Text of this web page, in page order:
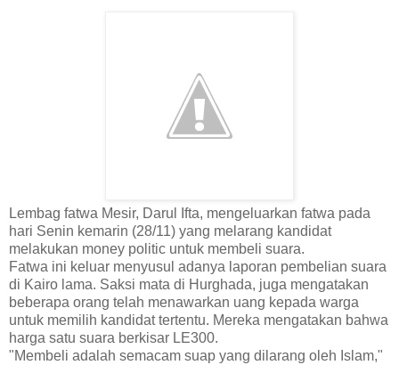
Lembag fatwa Mesir, Darul Ifta, mengeluarkan fatwa pada
hari Senin kemarin (28/11) yang melarang kandidat
melakukan money politic untuk membeli suara.
Fatwa ini keluar menyusul adanya laporan pembelian suara
di Kairo lama. Saksi mata di Hurghada, juga mengatakan
beberapa orang telah menawarkan uang kepada warga
untuk memilih kandidat tertentu. Mereka mengatakan bahwa
harga satu suara berkisar LE300.
"Membeli adalah semacam suap yang dilarang oleh Islam,"